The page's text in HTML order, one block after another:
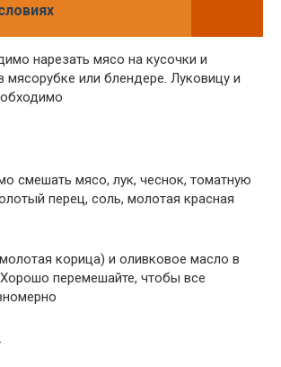
нарезать мясо на кусочки и
мясорубке или блендере. Луковицу и
смешать мясо, лук, чеснок, томатную
перец, соль, молотая красная
корица) и оливковое масло в
перемешайте, чтобы все